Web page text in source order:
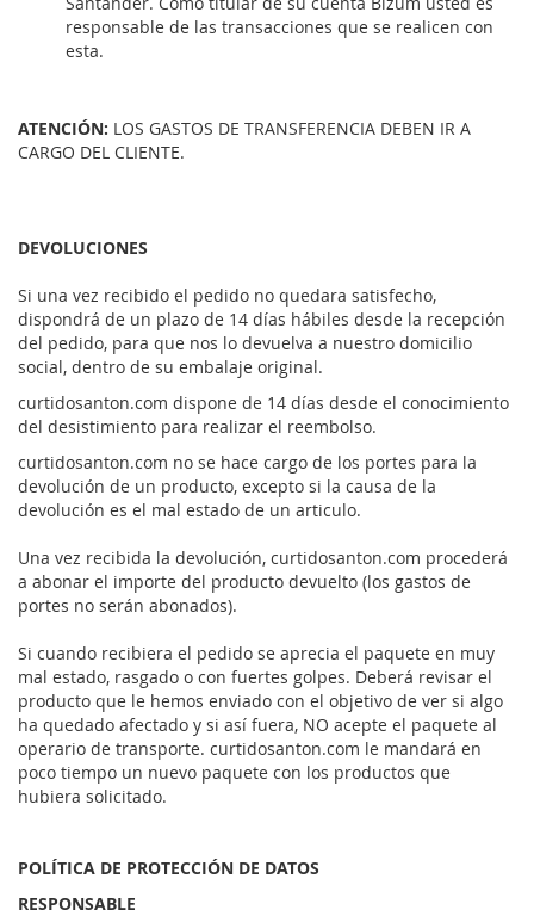
responsable de las transacciones que se realicen con
esta.
ATENCIÓN: LOS GASTOS DE TRANSFERENCIA DEBEN IR A
CARGO DEL CLIENTE.
DEVOLUCIONES
Si una vez recibido el pedido no quedara satisfecho,
dispondrá de un plazo de 14 días hábiles desde la recepción
del pedido, para que nos lo devuelva a nuestro domicilio
social, dentro de su embalaje original.
curtidosanton.com dispone de 14 días desde el conocimiento
del desistimiento para realizar el reembolso.
curtidosanton.com no se hace cargo de los portes para la
devolución de un producto, excepto si la causa de la
devolución es el mal estado de un articulo.
Una vez recibida la devolución, curtidosanton.com procederá
a abonar el importe del producto devuelto (los gastos de
portes no serán abonados).
Si cuando recibiera el pedido se aprecia el paquete en muy
mal estado, rasgado o con fuertes golpes. Deberá revisar el
producto que le hemos enviado con el objetivo de ver si algo
ha quedado afectado y si así fuera, NO acepte el paquete al
operario de transporte. curtidosanton.com le mandará en
poco tiempo un nuevo paquete con los productos que
hubiera solicitado.
POLÍTICA DE PROTECCIÓN DE DATOS
RESPONSABLE